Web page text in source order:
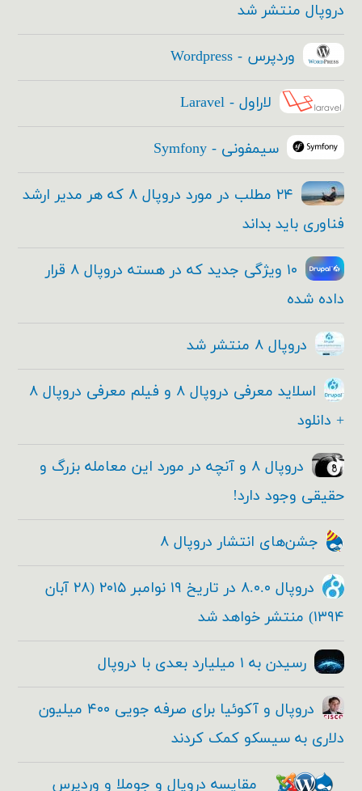
دروپال منتشر شد
وردپرس - Wordpress
لاراول - Laravel
سیمفونی - Symfony
۲۴ مطلب در مورد دروپال ۸ که هر مدیر ارشد
فناوری باید بداند
۱۰ ویژگی جدید که در هسته دروپال ۸ قرار
داده شده
دروپال ۸ منتشر شد
اسلاید معرفی دروپال ۸ و فیلم معرفی دروپال ۸
+ دانلود
دروپال ۸ و آنچه در مورد این معامله بزرگ و
حقیقی وجود دارد!
جشن‌های انتشار دروپال ۸
دروپال ۸.۰.۰ در تاریخ ۱۹ نوامبر ۲۰۱۵ (۲۸ آبان
۱۳۹۴) منتشر خواهد شد
رسیدن به ۱ میلیارد بعدی با دروپال
دروپال و آکوئیا برای صرفه جویی ۴۰۰ میلیون
دلاری به سیسکو کمک کردند
مقایسه دروپال و جوملا و وردپرس